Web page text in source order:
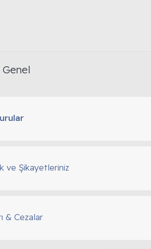
Beyond Two Souls Full PKG İndir | x0R.TC
ve Şikayetleriniz
& Cezalar